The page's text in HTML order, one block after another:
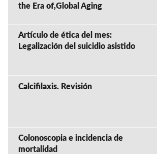
the Era of,Global Aging
Artículo de ética del mes:
Legalización del suicidio asistido
Calcifilaxis. Revisión
Colonoscopia e incidencia de
mortalidad